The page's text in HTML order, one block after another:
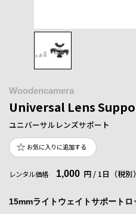
Woodencamera
Universal Lens
ユニバーサルレンズサポート
お気に入りに追加する
レンタル価格 1,000 円 / 1日（税別）
15mmライトウェイトサポートロ